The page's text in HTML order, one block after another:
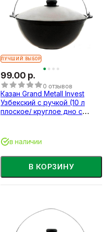
ЛУЧШИЙ ВЫБОР
99.00 р.
0 отзывов
Казан Grand Metall Invest
Узбекский с ручкой (10 л
плоское/ круглое дно с
В КОРЗИНУ
в наличии